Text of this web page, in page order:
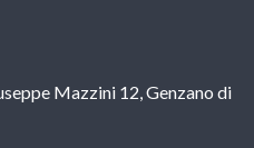
Mazzini 12, Genzano di